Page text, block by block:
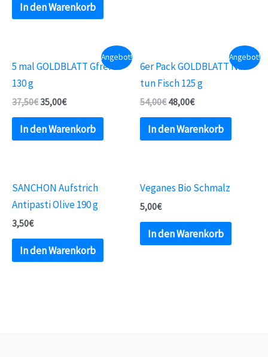
In den Warenkorb
Angebot!
5 mal GOLDBLATT Gfrei Di
130 g
37,50€35,00€
In den Warenkorb
Angebot!
6er Pack GOLDBLATT Nix
tun Fisch 125 g
54,00€ 48,00€
In den Warenkorb
SANCHON Aufstrich
Antipasti Olive 190 g
3,50€
In den Warenkorb
Veganes Bio Schmalz
5,00€
In den Warenkorb